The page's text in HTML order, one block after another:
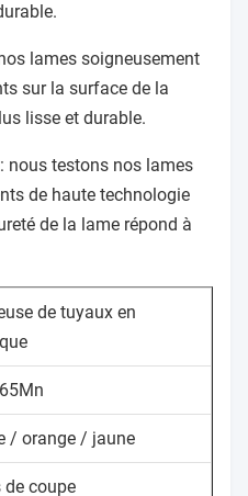
lames soigneusement
sur la surface de la
lisse et durable.
nous testons nos lames
de haute technologie
de la lame répond à
de tuyaux en
/ orange / jaune
de coupe